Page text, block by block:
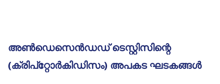
അൺഡെസെൻഡഡ് ടെസ്റ്റിസിന്റെ
(ക്രിപ്റ്റോർകിഡിസം) അപകട ഘടകങ്ങൾ